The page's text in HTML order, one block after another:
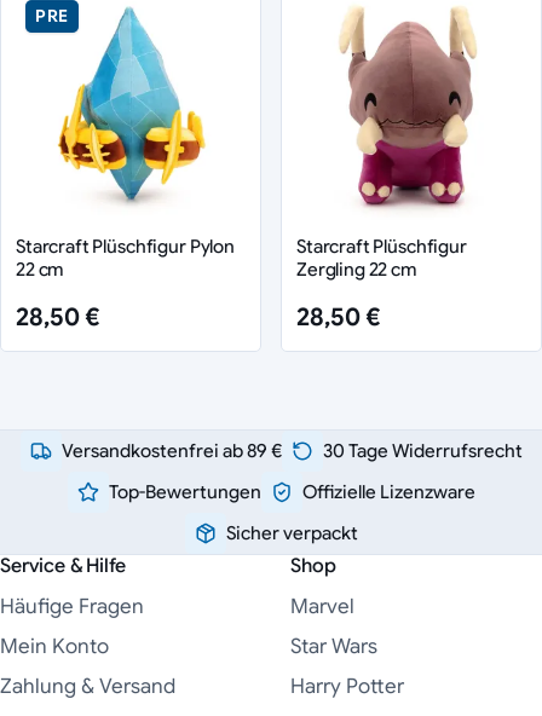
PRE
Starcraft Plüschfigur Pylon
22 cm
28,50 €
Starcraft Plüschfigur
Zergling 22 cm
28,50 €
Versandkostenfrei ab 89 €
30 Tage Widerrufsrecht
Top-Bewertungen
Offizielle Lizenzware
Sicher verpackt
Service & Hilfe
Häufige Fragen
Mein Konto
Zahlung & Versand
Shop
Marvel
Star Wars
Harry Potter